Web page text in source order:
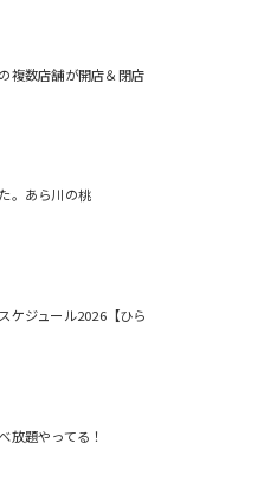
複数店舗が開店＆閉店
。あら川の桃
ケジュール2026【ひら
放題やってる！